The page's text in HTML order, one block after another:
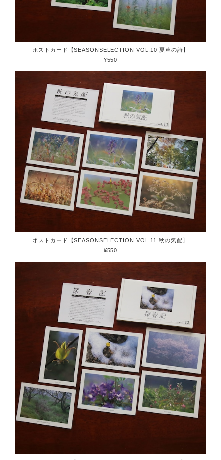
ポストカード【SEASONSELECTION VOL.10 夏草の詩】
¥550
ポストカード【SEASONSELECTION VOL.11 秋の気配】
¥550